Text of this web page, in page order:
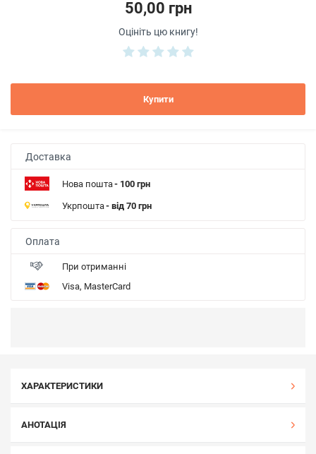
50,00 грн
Оцініть цю книгу!
Купити
Доставка
Нова пошта- 100 грн
Укрпошта- від 70 грн
Оплата
При отриманні
Visa, MasterCard
ХАРАКТЕРИСТИКИ
АНОТАЦІЯ